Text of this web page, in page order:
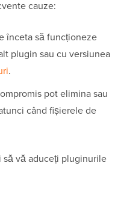
cauze:
înceta să funcționeze
plugin sau cu versiunea
.
pot elimina sau
când fișierele de
să vă aduceți pluginurile